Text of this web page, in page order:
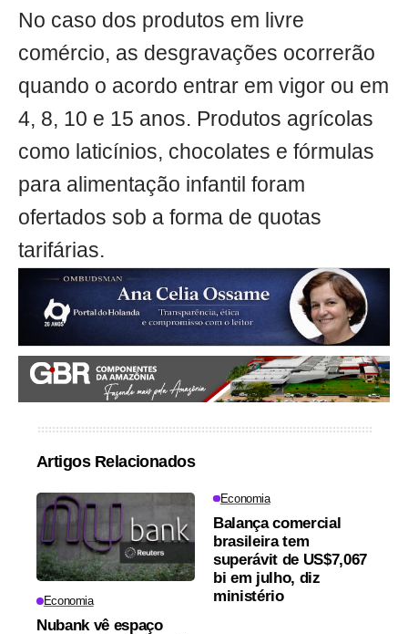
No caso dos produtos em livre
comércio, as desgravações ocorrerão
quando o acordo entrar em vigor ou em
4, 8, 10 e 15 anos. Produtos agrícolas
como laticínios, chocolates e fórmulas
para alimentação infantil foram
ofertados sob a forma de quotas
tarifárias.
Artigos Relacionados
Economia
Nubank vê espaço
Economia
Balança comercial
brasileira tem
superávit de US$7,067
bi em julho, diz
ministério